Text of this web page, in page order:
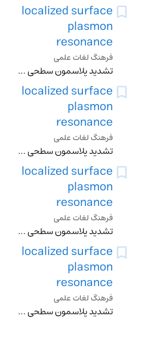
localized surface
plasmon
resonance
فرهنگ لغات علمی
تشدید پلاسمون سطحی جایگزیده
localized surface
plasmon
resonance
فرهنگ لغات علمی
تشدید پلاسمون سطحی جایگزیده
localized surface
plasmon
resonance
فرهنگ لغات علمی
تشدید پلاسمون سطحی جایگزیده
localized surface
plasmon
resonance
فرهنگ لغات علمی
تشدید پلاسمون سطحی جایگزیده